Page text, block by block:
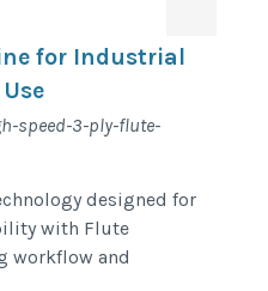
for Industrial
speed-3-ply-flute-
designed for
with Flute
workflow and